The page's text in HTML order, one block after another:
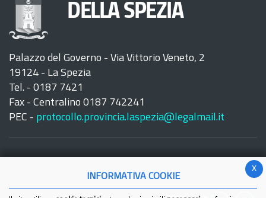
DELLA SPEZIA
Palazzo del Governo - Via Vittorio Veneto, 2
19124 - La Spezia
Tel. - 0187 7421
Fax - Centralino 0187 742241
PEC - protocollo.provincia.laspezia@legalmail.it
x
INFORMATIVA COOKIE